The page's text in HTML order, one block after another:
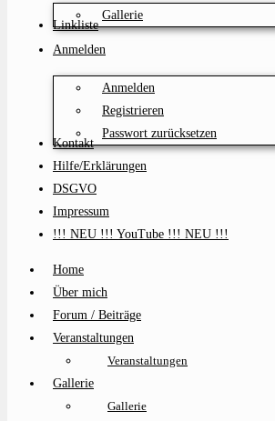
Gallerie
Linkliste
Anmelden
Anmelden
Registrieren
Passwort zurücksetzen
Kontakt
Hilfe/Erklärungen
DSGVO
Impressum
!!! NEU !!! YouTube !!! NEU !!!
Home
Über mich
Forum / Beiträge
Veranstaltungen
Veranstaltungen
Gallerie
Gallerie